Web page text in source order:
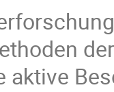
aktive